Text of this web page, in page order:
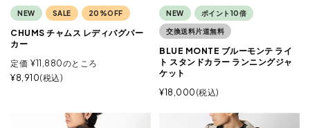
NEW SALE 20%OFF
CHUMS チャムス レディバグパー
カー
定価 ¥11,880のところ
¥8,910 税込
NEW ポイント10倍
交換送料片道無料
BLUE MONTE ブルーモンテ ライ
ト スタンドカラー ランニングジャ
ケット
¥18,000 税込